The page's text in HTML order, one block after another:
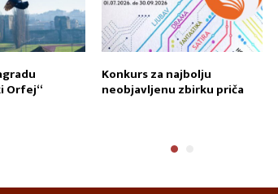
Orfej“
Konkurs za najbolju
neobjavljenu zbirku priča